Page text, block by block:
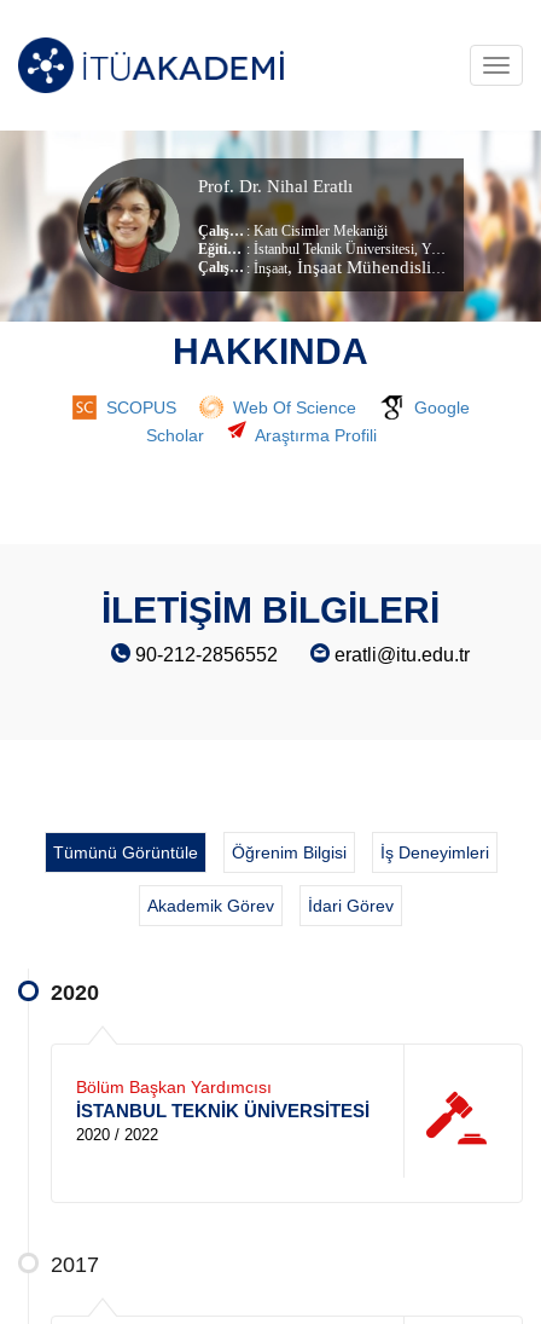
Prof. Dr. Nihal Eratlı
Çalışma Alanları:Katı Cisimler Mekaniği
Eğitim Durumu
: İstanbul Teknik Üniversitesi, Yapı Mühendisliği (dr) (Doktora)
Çalıştığı Birim :İnşaat, İnşaat Mühendisliği Bölümü
HAKKINDA
SCOPUS Web Of Science
Google
Scholar
Araştırma Profili
İLETİŞİM BİLGİLERİ
90-212-2856552 eratli@itu.edu.tr
Tümünü Görüntüle Öğrenim Bilgisi İş Deneyimleri
Akademik Görev İdari Görev
2020
Bölüm Başkan Yardımcısı
İSTANBUL TEKNİK ÜNİVERSİTESİ
2020 / 2022
2017